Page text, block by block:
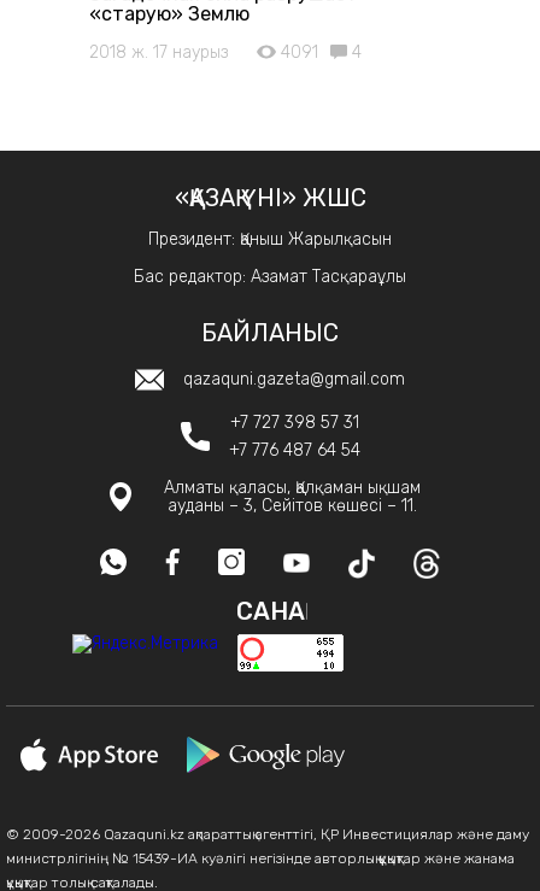
«старую» Землю
2018 ж. 17 наурыз 4091 4
«ҚАЗАҚ ҮНІ» ЖШС
Президент: Қаныш Жарылқасын
Бас редактор: Азамат Тасқараұлы
БАЙЛАНЫС
qazaquni.gazeta@gmail.com
+7 727 398 57 31
+7 776 487 64 54
Алматы қаласы, Қалқаман ықшам
ауданы – 3, Сейітов көшесі – 11.
САНАҚ
© 2009-2026 Qazaquni.kz ақпараттық агенттігі, ҚР Инвестициялар және даму
министрлігінің № 15439-ИА куәлігі негізінде авторлық құқықтар және жанама
құқықтар толық сақталады.